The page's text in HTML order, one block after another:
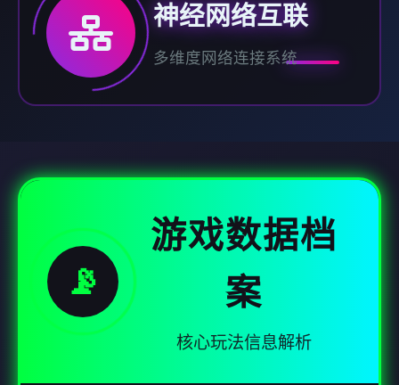
神经网络互联
多维度网络连接系统
📡
游戏数据档
案
核心玩法信息解析